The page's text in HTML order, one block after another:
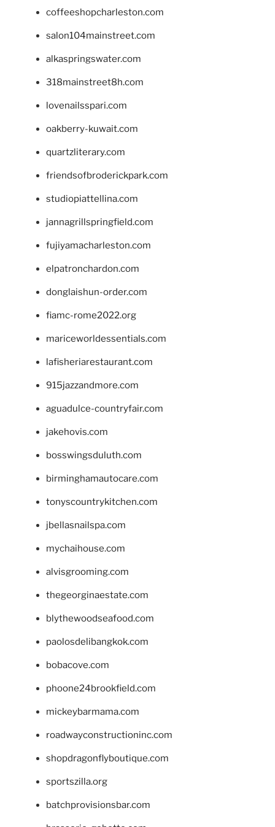
coffeeshopcharleston.com
salon104mainstreet.com
alkaspringswater.com
318mainstreet8h.com
lovenailsspari.com
oakberry-kuwait.com
quartzliterary.com
friendsofbroderickpark.com
studiopiattellina.com
jannagrillspringfield.com
fujiyamacharleston.com
elpatronchardon.com
donglaishun-order.com
fiamc-rome2022.org
mariceworldessentials.com
lafisheriarestaurant.com
915jazzandmore.com
aguadulce-countryfair.com
jakehovis.com
bosswingsduluth.com
birminghamautocare.com
tonyscountrykitchen.com
jbellasnailspa.com
mychaihouse.com
alvisgrooming.com
thegeorginaestate.com
blythewoodseafood.com
paolosdelibangkok.com
bobacove.com
phoone24brookfield.com
mickeybarmama.com
roadwayconstructioninc.com
shopdragonflyboutique.com
sportszilla.org
batchprovisionsbar.com